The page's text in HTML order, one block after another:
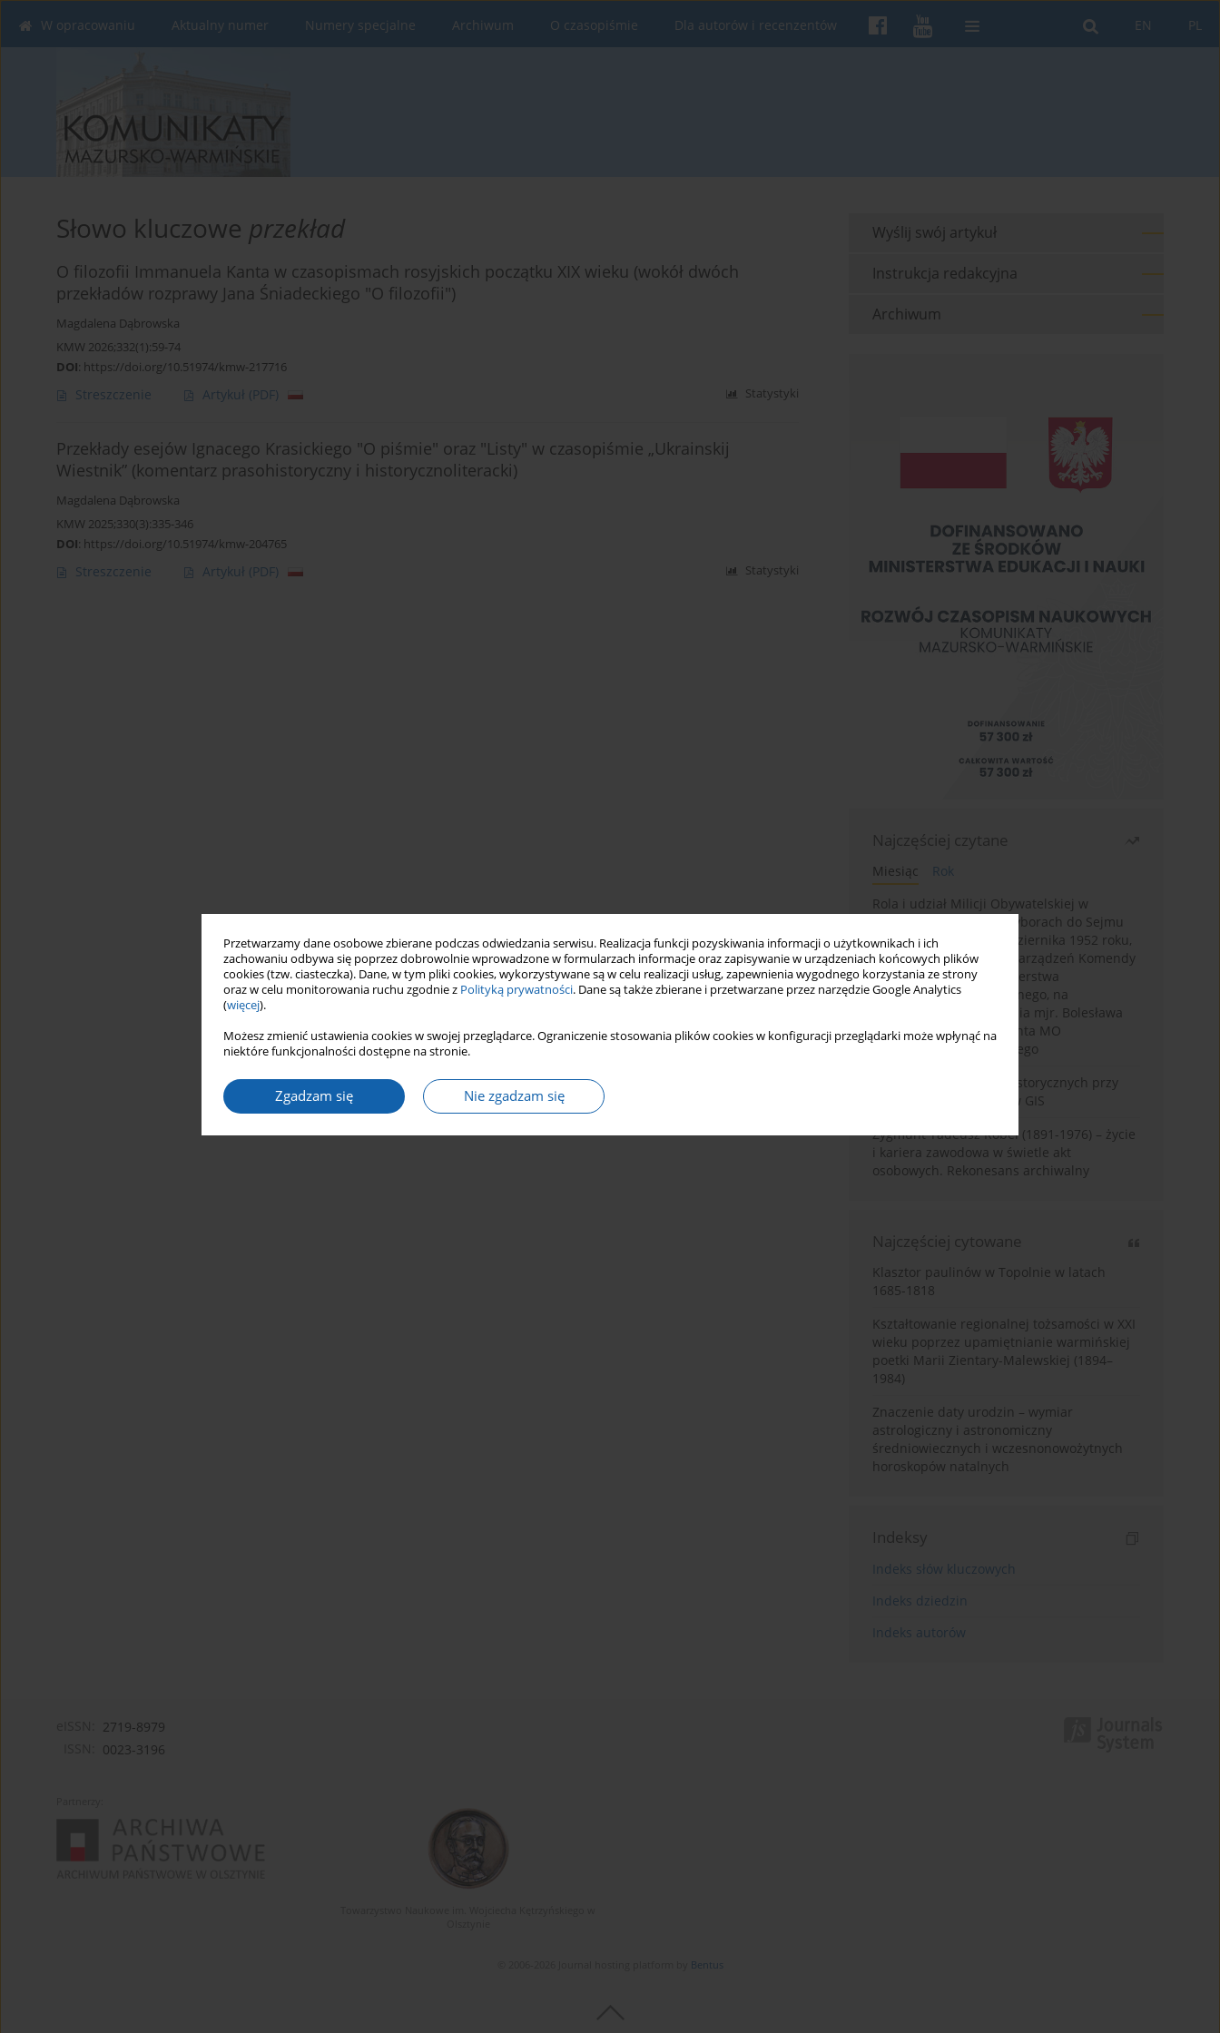
Przetwarzamy dane osobowe zbierane podczas odwiedzania serwisu. Realizacja funkcji pozyskiwania informacji o użytkownikach i ich
zachowaniu odbywa się poprzez dobrowolnie wprowadzone w formularzach informacje oraz zapisywanie w urządzeniach końcowych plików
cookies (tzw. ciasteczka). Dane, w tym pliki cookies, wykorzystywane są w celu realizacji usług, zapewnienia wygodnego korzystania ze strony
oraz w celu monitorowania ruchu zgodnie z Polityką prywatności. Dane są także zbierane i przetwarzane przez narzędzie Google Analytics
(więcej).
Możesz zmienić ustawienia cookies w swojej przeglądarce. Ograniczenie stosowania plików cookies w konfiguracji przeglądarki może wpłynąć na
niektóre funkcjonalności dostępne na stronie.
Zgadzam się Nie zgadzam się
PL
EN
W opracowaniu Aktualny numer Numery specjalne Archiwum O czasopiśmie Dla autorów i recenzentów
Słowo kluczowe przekład
O filozofii Immanuela Kanta w czasopismach rosyjskich początku XIX wieku (wokół dwóch
przekładów rozprawy Jana Śniadeckiego "O filozofii")
Magdalena Dąbrowska
KMW 2026;332(1):59-74
DOI: https://doi.org/10.51974/kmw-217716
Streszczenie Artykuł (PDF) Statystyki
Przekłady esejów Ignacego Krasickiego "O piśmie" oraz "Listy" w czasopiśmie „Ukrainskij
Wiestnik” (komentarz prasohistoryczny i historycznoliteracki)
Magdalena Dąbrowska
KMW 2025;330(3):335-346
DOI: https://doi.org/10.51974/kmw-204765
Streszczenie Artykuł (PDF) Statystyki
Wyślij swój artykuł
Instrukcja redakcyjna
Archiwum
Najczęściej czytane
Miesiąc
Rok
Rola i udział Milicji Obywatelskiej w
kampanii wyborczej i wyborach do Sejmu
PRL I kadencji z 26 października 1952 roku,
w świetle wytycznych i zarządzeń Komendy
Głównej MO oraz Ministerstwa
Bezpieczeństwa Publicznego, na
przykładzie sprawozdania mjr. Bolesława
Wyszyńskiego komendanta MO
województwa olsztyńskiego
Granica w badaniach historycznych przy
wykorzystaniu serwerów GIS
Zygmunt Tadeusz Robel (1891-1976) – życie
i kariera zawodowa w świetle akt
osobowych. Rekonesans archiwalny
Najczęściej cytowane
Klasztor paulinów w Topolnie w latach
1685-1818
Kształtowanie regionalnej tożsamości w XXI
wieku poprzez upamiętnianie warmińskiej
poetki Marii Zientary-Malewskiej (1894–
1984)
Znaczenie daty urodzin – wymiar
astrologiczny i astronomiczny
średniowiecznych i wczesnonowożytnych
horoskopów natalnych
Indeksy
Indeks słów kluczowych
Indeks dziedzin
Indeks autorów
2719-8979
0023-3196
Bentus